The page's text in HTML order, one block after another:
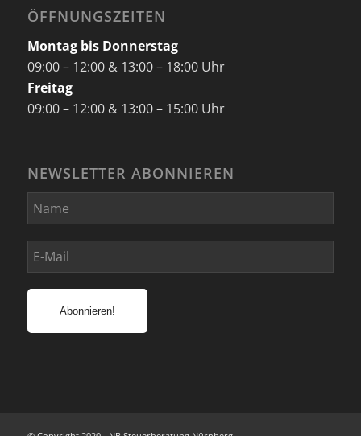
ÖFFNUNGSZEITEN
Montag bis Donnerstag
09:00 – 12:00 & 13:00 – 18:00 Uhr
Freitag
09:00 – 12:00 & 13:00 – 15:00 Uhr
NEWSLETTER ABONNIEREN